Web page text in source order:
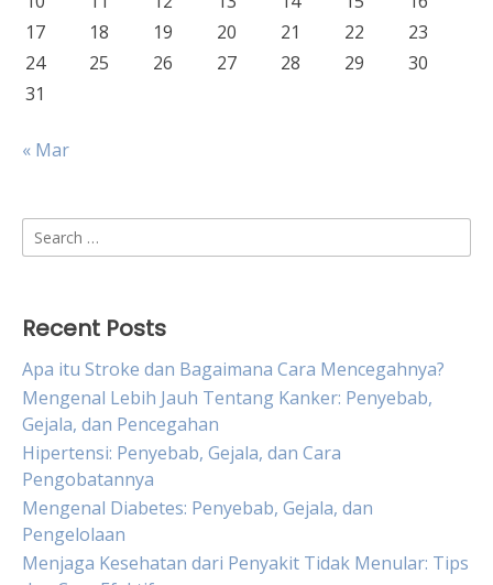
17
18 19 20 21 22
23
24
25 26 27 28 29
30
31
« Mar
Search
for:
Recent Posts
Apa itu Stroke dan Bagaimana Cara Mencegahnya?
Mengenal Lebih Jauh Tentang Kanker: Penyebab,
Gejala, dan Pencegahan
Hipertensi: Penyebab, Gejala, dan Cara
Pengobatannya
Mengenal Diabetes: Penyebab, Gejala, dan
Pengelolaan
Menjaga Kesehatan dari Penyakit Tidak Menular: Tips